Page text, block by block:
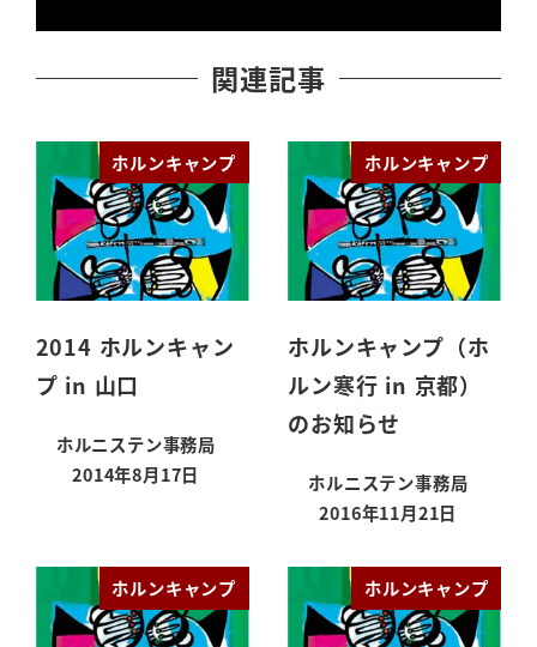
関連記事
ホルンキャンプ
2014 ホルンキャン
プ in 山口
ホルニステン事務局
投稿日
2014年8月17日
ホルンキャンプ
ホルンキャンプ（ホ
ルン寒行 in 京都）
のお知らせ
ホルニステン事務局
投稿日
2016年11月21日
ホルンキャンプ ホルンキャンプ